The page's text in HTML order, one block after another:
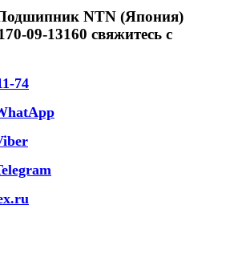
NTN (Япония)
09-13160 свяжитесь с
74